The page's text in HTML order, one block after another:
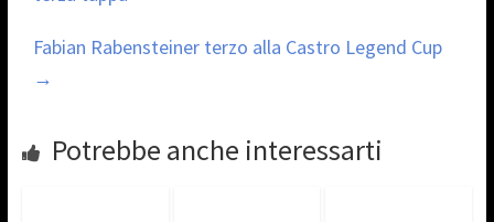
Fabian Rabensteiner terzo alla Castro Legend Cup
→
Potrebbe anche interessarti